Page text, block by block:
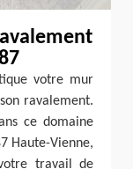
votre mur
ravalement.
ce domaine
Haute-Vienne,
travail de